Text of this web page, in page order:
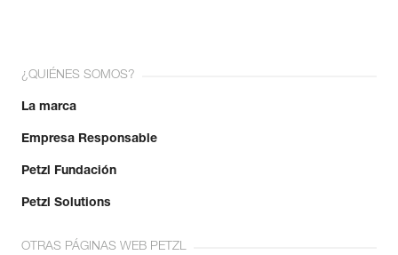
¿QUIÉNES SOMOS?
La marca
Empresa Responsable
Petzl Fundación
Petzl Solutions
OTRAS PÁGINAS WEB PETZL